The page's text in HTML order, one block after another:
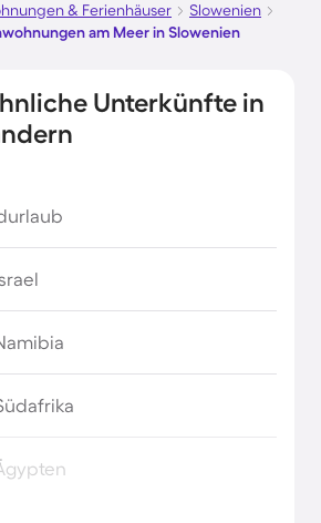
& Ferienhäuser
Slowenien
am Meer in Slowenien
Unterkünfte in